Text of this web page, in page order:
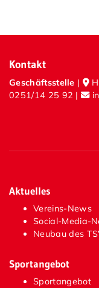
Kontakt
Geschäftsstelle |
0251/14 25 92 |
Aktuelles
Vereins-News
Social-Media-
Neubau des
Sportangebot
Sportangebot
Sponsoren
Unser Service